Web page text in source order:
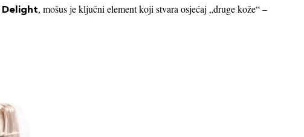
Delight, mošus je ključni element koji stvara osjećaj „druge kože“ –